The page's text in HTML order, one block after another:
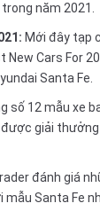
năm 2021.
Mới đây tạp
Cars For
Santa Fe.
số 12 mẫu xe
được giải
đánh giá
mẫu Santa Fe